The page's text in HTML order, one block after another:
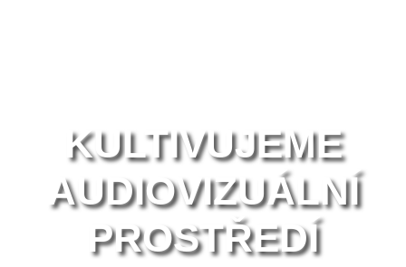
KULTIVUJEME
AUDIOVIZUÁLNÍ
PROSTŘEDÍ